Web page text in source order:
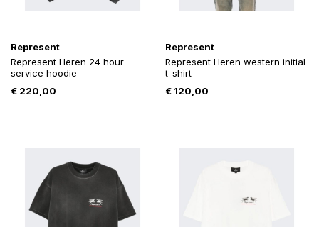
Represent
Represent Heren 24 hour
service hoodie
€ 220,00
Represent
Represent Heren western initial
t-shirt
€120,00